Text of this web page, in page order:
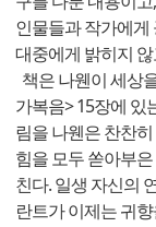
인물들과 작가에
대중에게 밝히지
책은 나웬이 세상
가복음> 15장에 있
림을 나웬은 찬찬
힘을 모두 쏟아부
친다. 일생 자신의
란트가 이제는 귀